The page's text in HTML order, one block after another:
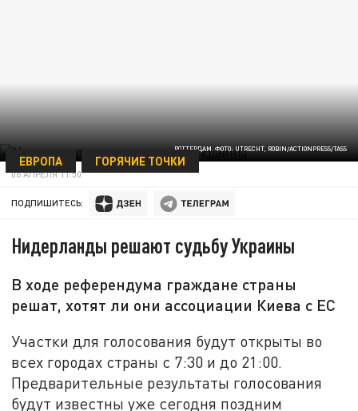
РОТТЕРДАМ. ФОТО: UTRECHT, ROBIN/ACTIONPRESS/TASS
ЕВРОПА ГОРЯЧИЕ ТОЧКИ
06 АПРЕЛЯ 11:50
ПОДПИШИТЕСЬ:
Нидерланды решают судьбу Украины
В ходе референдума граждане страны
решат, хотят ли они ассоциации Киева с ЕС
Участки для голосования будут открыты во
всех городах страны с 7:30 и до 21:00.
Предварительные результаты голосования
будут известны уже сегодня поздним